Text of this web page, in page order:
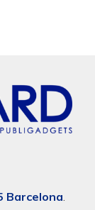
Barcelona